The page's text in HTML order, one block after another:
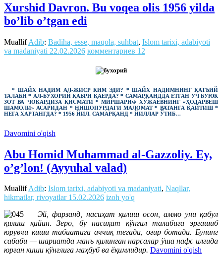
Xurshid Davron. Bu voqea olis 1956 yilda
bo’lib o’tgan edi
MuallifAdib: Badiha, esse, maqola, suhbat, Islom tarixi, adabiyoti
va madaniyati 22.02.2026 комментариев 12
* ШАЙХ НАДИМ АЛ-ЖИСР КИМ ЭДИ? * ШАЙХ НАДИМНИНГ ҚАТЪИЙ
ТАЛАБИ * АЛ-БУХОРИЙ ҚАБРИ ҚАЕРДА? * САМАРҚАНДДА ЁТГАН УЧ БУЮК
ЗОТ ВА ЧОКАРДИЗА ҚИСМАТИ * МИРШАРИФ ХЎЖАЕВНИНГ «ҲОДАРВЕШ
ШАМОЛИ» АСАРИДАН * НИШОПУРДАГИ МАЛОМАТ * ВАТАНГА ҚАЙТИШ *
НЕГА ХАРТАНГДА? * 1956 ЙИЛ. САМАРҚАНД * ЙИЛЛАР ЎТИБ…
Davomini o'qish
Abu Homid Muhammad al-Gazzoliy. Ey,
o’g’lon! (Ayyuhal valad)
MuallifAdib: Islom tarixi, adabiyoti va madaniyati, Naqllar,
hikmatlar, rivoyatlar 15.02.2026 izoh yo'q
Эй, фарзанд, насиҳат қилиш осон, аммо уни қабул
қилиш қийин. Зеро, бу насиҳат кўнгил талабига эргашиб
юрувчи киши табиатига аччиқ тегади, оғир ботади. Бунинг
сабаби — шариатда манъ қилинган нарсалар ўша нафс илгида
юрган киши кўнглига маҳбуб ва ёқимлидир. Davomini o'qish